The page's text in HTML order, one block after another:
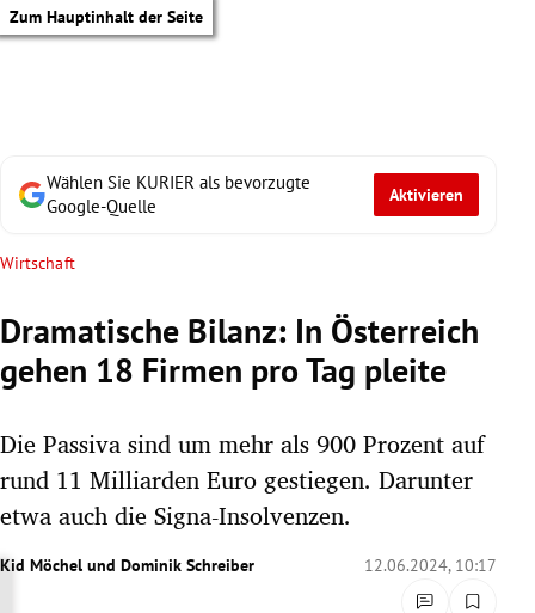
Zum Hauptinhalt der Seite
Untermenü
Untermenü
Wählen Sie KURIER als bevorzugte
Google-Quelle
Aktivieren
Wirtschaft
Dramatische Bilanz: In Österreich
gehen 18 Firmen pro Tag pleite
Die Passiva sind um mehr als 900 Prozent auf
rund 11 Milliarden Euro gestiegen. Darunter
etwa auch die Signa-Insolvenzen.
Kid Möchel und Dominik Schreiber 12.06.2024, 10:17